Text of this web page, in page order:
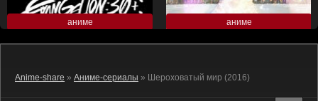
аниме аниме
Anime-share » Аниме-сериалы » Шероховатый мир (2016)